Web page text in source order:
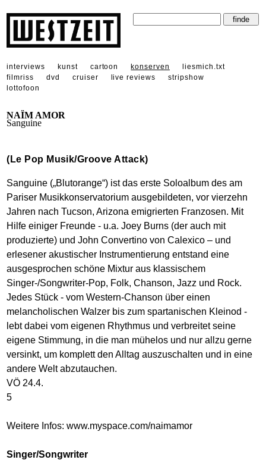
interviews kunst cartoon konserven
liesmich.txt
filmriss
dvd cruiser live reviews
stripshow
lottofoon
NAÏM AMOR
Sanguine
(Le Pop Musik/Groove Attack)
Sanguine („Blutorange“) ist das erste Soloalbum des am
Pariser Musikkonservatorium ausgebildeten, vor vierzehn
Jahren nach Tucson, Arizona emigrierten Franzosen. Mit
Hilfe einiger Freunde - u.a. Joey Burns (der auch mit
produzierte) und John Convertino von Calexico – und
erlesener akustischer Instrumentierung entstand eine
ausgesprochen schöne Mixtur aus klassischem
Singer-/Songwriter-Pop, Folk, Chanson, Jazz und Rock.
Jedes Stück - vom Western-Chanson über einen
melancholischen Walzer bis zum spartanischen Kleinod -
lebt dabei vom eigenen Rhythmus und verbreitet seine
eigene Stimmung, in die man mühelos und nur allzu gerne
versinkt, um komplett den Alltag auszuschalten und in eine
andere Welt abzutauchen.
VÖ 24.4.
5
Weitere Infos:www.myspace.com/naimamor
Singer/Songwriter